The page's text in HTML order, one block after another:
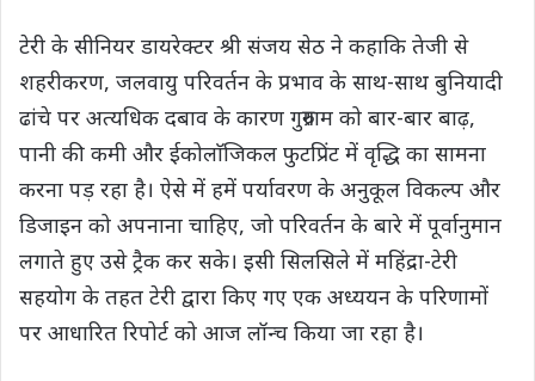
टेरी के सीनियर डायरेक्टर श्री संजय सेठ ने कहाकि तेजी से
शहरीकरण, जलवायु परिवर्तन के प्रभाव के साथ-साथ बुनियादी
ढांचे पर अत्यधिक दबाव के कारण गुरुग्राम को बार-बार बाढ़,
पानी की कमी और ईकोलाॅजिकल फुटप्रिंट में वृद्धि का सामना
करना पड़ रहा है। ऐसे में हमें पर्यावरण के अनुकूल विकल्प और
डिजाइन को अपनाना चाहिए, जो परिवर्तन के बारे में पूर्वानुमान
लगाते हुए उसे ट्रैक कर सके। इसी सिलसिले में महिंद्रा-टेरी
सहयोग के तहत टेरी द्वारा किए गए एक अध्ययन के परिणामों
पर आधारित रिपोर्ट को आज लॉन्च किया जा रहा है।